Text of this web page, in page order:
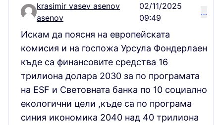
Comment 16237
krasimir vasev asenov
asenov
02/11/2025
09:49
…
Искам да поясня на европейската
комисия и на госпожа Урсула Фондерлаен
къде са финансовите средства 16
трилиона долара 2030 за по програмата
на ESF и Световната банка по 10 социално
екологични цели ,къде са по програма
синия икономика 2040 над 40 трилиона